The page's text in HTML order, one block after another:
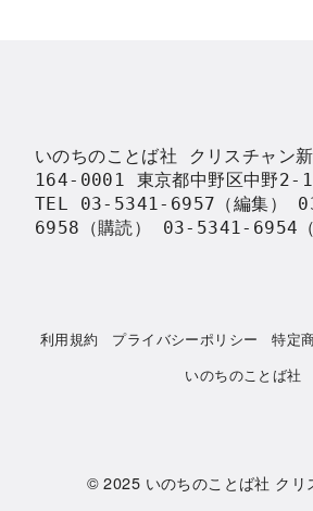
いのちのことば社 クリスチャン
164-0001 東京都中野区中野2-
TEL 03-5341-6957（編集）
6958（購読） 03-5341-6954（
利用規約 プライバシーポリシー
特定
いのちのことば社
© 2025 いのちのことば社 クリ